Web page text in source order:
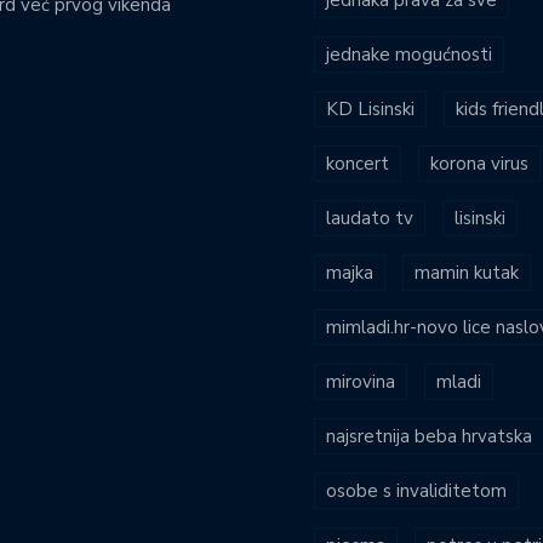
jednake mogućnosti
KD Lisinski kids
koncert korona virus
laudato tv lisinski
majka mamin kutak
mimladi.hr-novo lice
mirovina mladi
najsretnija beba hrvatska
osobe s invaliditetom